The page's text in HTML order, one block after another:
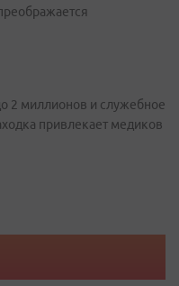
2 миллионов и служебное
привлекает медиков